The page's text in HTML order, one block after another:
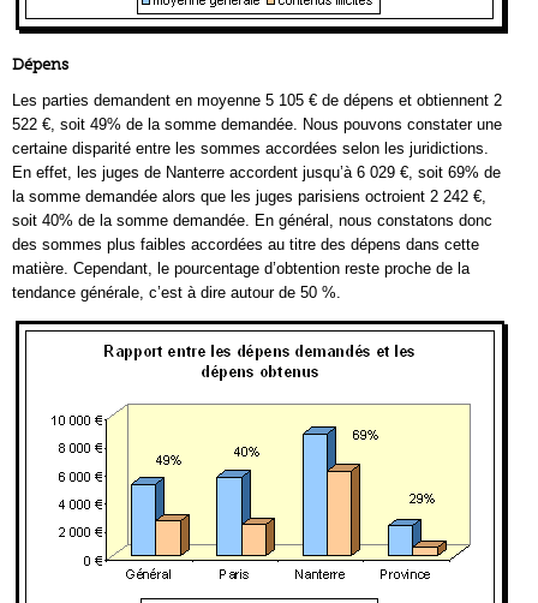
Dépens
Les parties demandent en moyenne 5 105 € de dépens et obtiennent 2
522 €, soit 49% de la somme demandée. Nous pouvons constater une
certaine disparité entre les sommes accordées selon les juridictions.
En effet, les juges de Nanterre accordent jusqu’à 6 029 €, soit 69% de
la somme demandée alors que les juges parisiens octroient 2 242 €,
soit 40% de la somme demandée. En général, nous constatons donc
des sommes plus faibles accordées au titre des dépens dans cette
matière. Cependant, le pourcentage d’obtention reste proche de la
tendance générale, c’est à dire autour de 50 %.